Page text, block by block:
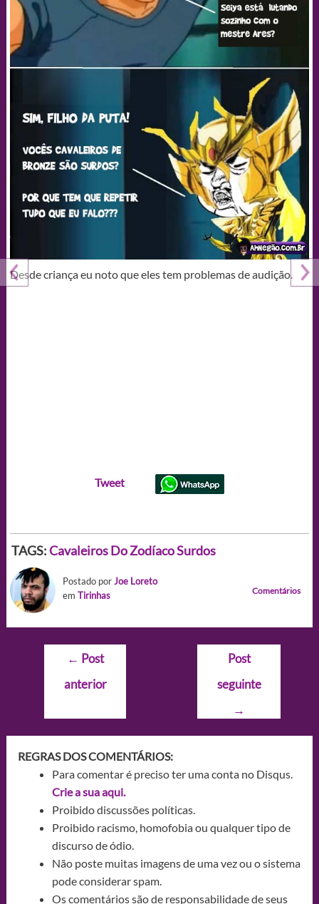
Desde criança eu noto que eles tem problemas de audição.
Tweet
TAGS:Cavaleiros Do ZodíacoSurdos
Postado porJoe Loreto
em Tirinhas Comentários
Navegação
Post
← Post
anterior
Post
seguinte
→
REGRAS DOS COMENTÁRIOS:
Para comentar é preciso ter uma conta no Disqus.
Crie a sua aqui.
Proibido discussões políticas.
Proibido racismo, homofobia ou qualquer tipo de
discurso de ódio.
Não poste muitas imagens de uma vez ou o sistema
pode considerar spam.
Os comentários são de responsabilidade de seus